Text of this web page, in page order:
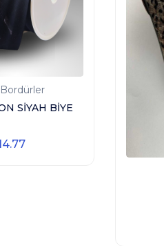
Bordürler
SİYAH BİYE